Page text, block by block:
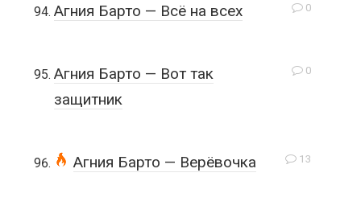
0
Агния Барто — Всё на всех
0
Агния Барто — Вот так
защитник
13
Агния Барто — Верёвочка